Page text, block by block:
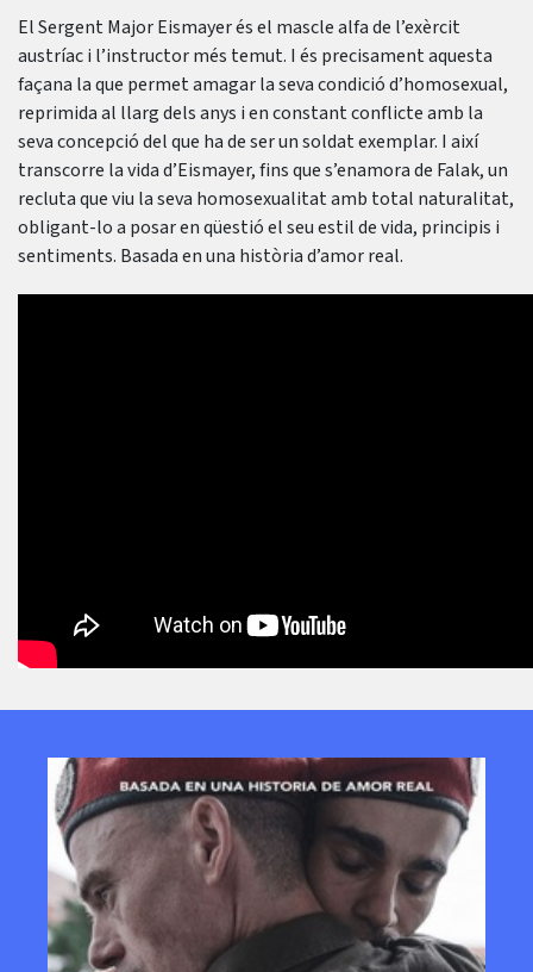
El Sergent Major Eismayer és el mascle alfa de l’exèrcit
austríac i l’instructor més temut. I és precisament aquesta
façana la que permet amagar la seva condició d’homosexual,
reprimida al llarg dels anys i en constant conflicte amb la
seva concepció del que ha de ser un soldat exemplar. I així
transcorre la vida d’Eismayer, fins que s’enamora de Falak, un
recluta que viu la seva homosexualitat amb total naturalitat,
obligant-lo a posar en qüestió el seu estil de vida, principis i
sentiments. Basada en una història d’amor real.